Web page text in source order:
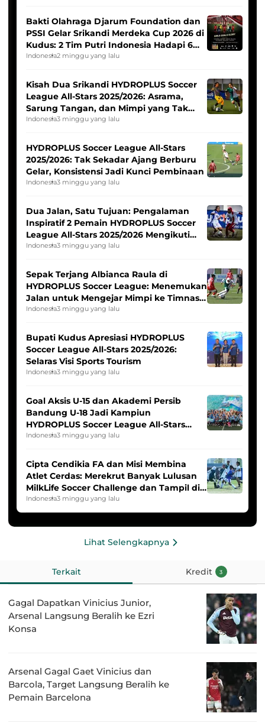
Bakti Olahraga Djarum Foundation dan
PSSI Gelar Srikandi Merdeka Cup 2026 di
Kudus: 2 Tim Putri Indonesia Hadapi 6
Tim Asia
Indonesia2 minggu yang lalu
Kisah Dua Srikandi HYDROPLUS Soccer
League All-Stars 2025/2026: Asrama,
Sarung Tangan, dan Mimpi yang Tak
Pernah Padam
Indonesia3 minggu yang lalu
HYDROPLUS Soccer League All-Stars
2025/2026: Tak Sekadar Ajang Berburu
Gelar, Konsistensi Jadi Kunci Pembinaan
Indonesia3 minggu yang lalu
Dua Jalan, Satu Tujuan: Pengalaman
Inspiratif 2 Pemain HYDROPLUS Soccer
League All-Stars 2025/2026 Mengikuti
Seleksi Timnas Indonesia Putri
Indonesia3 minggu yang lalu
Sepak Terjang Albianca Raula di
HYDROPLUS Soccer League: Menemukan
Jalan untuk Mengejar Mimpi ke Timnas
Indonesia Putri
Indonesia3 minggu yang lalu
Bupati Kudus Apresiasi HYDROPLUS
Soccer League All-Stars 2025/2026:
Selaras Visi Sports Tourism
Indonesia3 minggu yang lalu
Goal Aksis U-15 dan Akademi Persib
Bandung U-18 Jadi Kampiun
HYDROPLUS Soccer League All-Stars
2025/2026
Indonesia3 minggu yang lalu
Cipta Cendikia FA dan Misi Membina
Atlet Cerdas: Merekrut Banyak Lulusan
MilkLife Soccer Challenge dan Tampil di
HYDROPLUS Soccer League
Indonesia3 minggu yang lalu
Lihat Selengkapnya
Terkait Kredit 3
Gagal Dapatkan Vinicius Junior,
Arsenal Langsung Beralih ke Ezri
Konsa
Arsenal Gagal Gaet Vinicius dan
Barcola, Target Langsung Beralih ke
Pemain Barcelona